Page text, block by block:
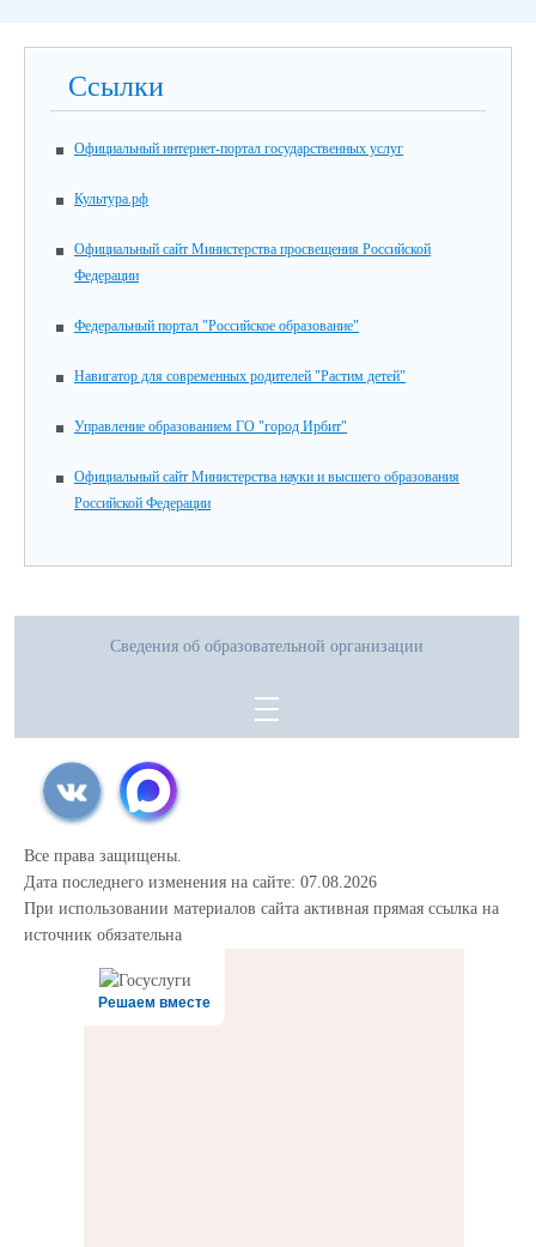
Ссылки
Официальный интернет-портал государственных услуг
Культура.рф
Официальный сайт Министерства просвещения Российской
Федерации
Федеральный портал "Российское образование"
Навигатор для современных родителей "Растим детей"
Управление образованием ГО "город Ирбит"
Официальный сайт Министерства науки и высшего образования
Российской Федерации
Сведения об образовательной организации
Все права защищены.
Дата последнего изменения на сайте: 07.08.2026
При использовании материалов сайта активная прямая ссылка на
источник обязательна
Решаем вместе